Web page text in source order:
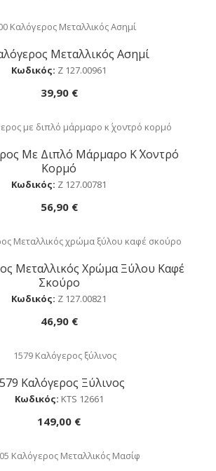
Αγορά
Μεταλλικός Ασημί
Κωδικός: Ζ 127.00961
39,90 €
Αγορά
Με Διπλό Μάρμαρο Κ΄ Χοντρό
Κορμό
Κωδικός: Ζ 127.00781
56,90 €
Αγορά
Μεταλλικός Χρώμα Ξύλου Καφέ
Σκούρο
Κωδικός: Ζ 127.00821
46,90 €
Αγορά
Καλόγερος Ξύλινος
Κωδικός: ΚTS 12661
149,00 €